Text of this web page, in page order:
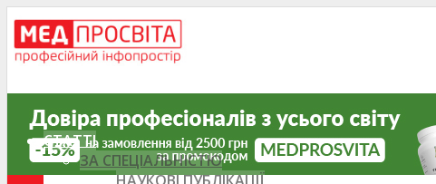
СТАТТІ
ЗА СПЕЦІАЛЬНІСТЮ